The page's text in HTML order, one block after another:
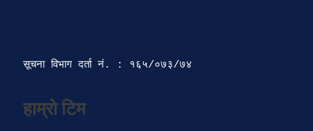
सूचना विभाग दर्ता‍ नं. : १६५/०७३/७४
हाम्रो टिम